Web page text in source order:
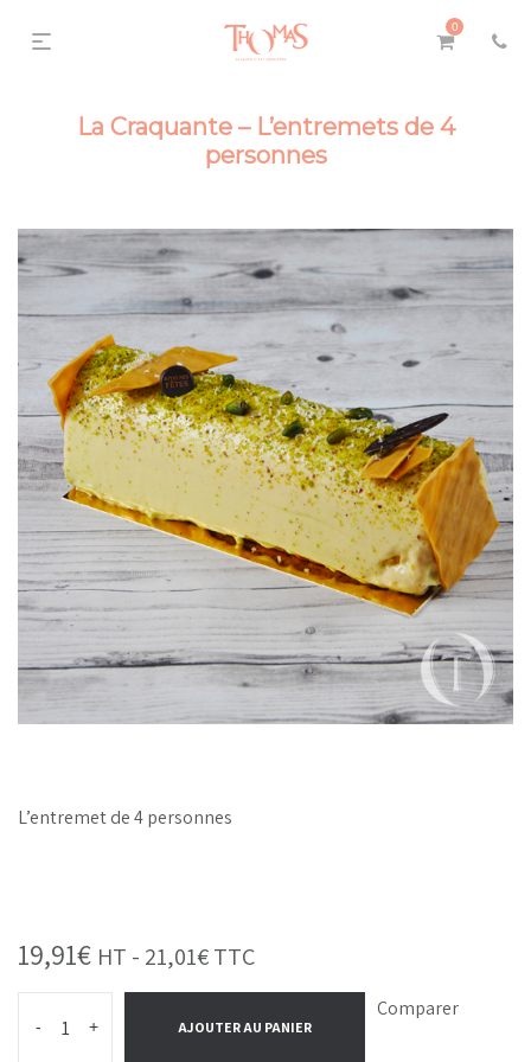
0
La Craquante – L’entremets de 4
personnes
L’entremet de 4 personnes
19,91€ HT - 21,01€TTC
- + AJOUTER AU PANIER
Comparer